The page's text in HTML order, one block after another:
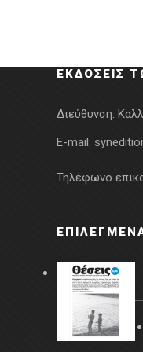
ΕΚΔΌΣΕΙΣ
Διεύθυνση:
E-mail:
Τηλέφωνο